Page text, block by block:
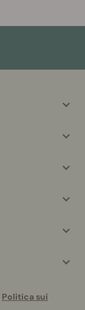
Politica sui